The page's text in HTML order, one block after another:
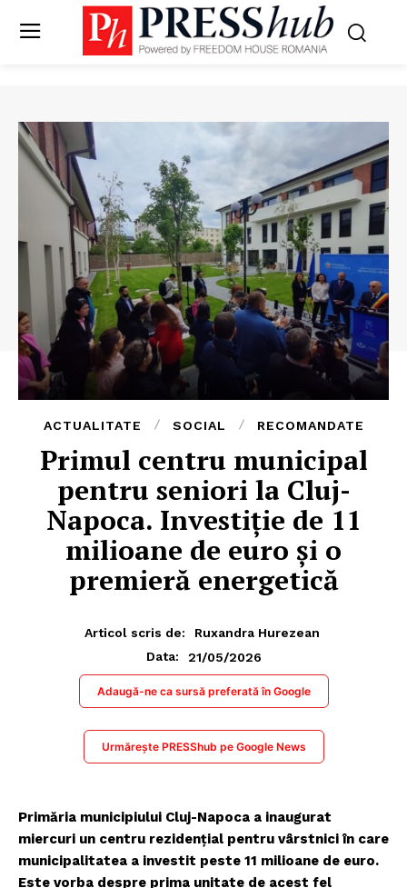
ACTUALITATE SOCIAL RECOMANDATE
Primul centru municipal
pentru seniori la Cluj-
Napoca. Investiție de 11
milioane de euro și o
premieră energetică
Articol scris de:
Ruxandra Hurezean
Data:
21/05/2026
Adaugă-ne ca sursă preferată în Google
Urmărește PRESShub pe Google News
Primăria municipiului Cluj-Napoca a inaugurat
miercuri un centru rezidențial pentru vârstnici în care
municipalitatea a investit peste 11 milioane de euro.
Este vorba despre prima unitate de acest fel